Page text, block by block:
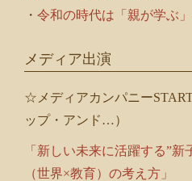
・ 令和の時代は「親が学ぶ」
メディア出演
☆メディアカンパニー
ップ・アンド…）
「新しい未来に活躍する”新
（世界×教育）の考え方」